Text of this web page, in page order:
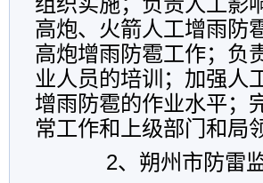
高炮、火箭人工增雨防
高炮增雨防雹工作；负
业人员的培训；加强人
增雨防雹的作业水平；
常工作和上级部门和局
2、朔州市防雷